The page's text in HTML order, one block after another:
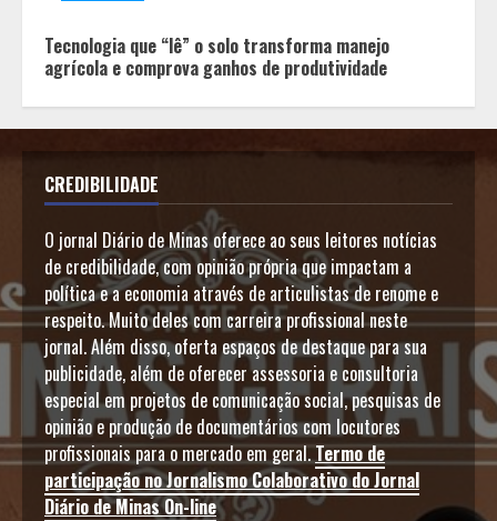
Tecnologia que “lê” o solo transforma manejo
agrícola e comprova ganhos de produtividade
CREDIBILIDADE
O jornal Diário de Minas oferece ao seus leitores notícias
de credibilidade, com opinião própria que impactam a
política e a economia através de articulistas de renome e
respeito. Muito deles com carreira profissional neste
jornal. Além disso, oferta espaços de destaque para sua
publicidade, além de oferecer assessoria e consultoria
especial em projetos de comunicação social, pesquisas de
opinião e produção de documentários com locutores
profissionais para o mercado em geral.Termo de
participação no Jornalismo Colaborativo do Jornal
Diário de Minas On-line